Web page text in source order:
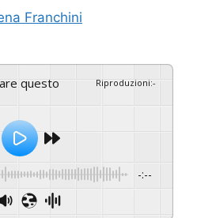
Franchini
Riproduzioni:-
-:--